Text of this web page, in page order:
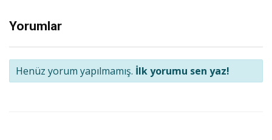
Yorumlar
Henüz yorum yapılmamış. İlk yorumu sen yaz!